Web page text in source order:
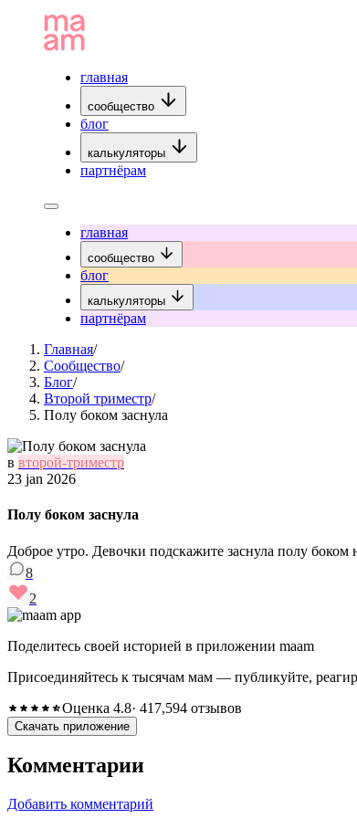
главная
сообщество
блог
калькуляторы
партнёрам
главная
сообщество
блог
калькуляторы
партнёрам
Главная/
Сообщество/
Блог/
Второй триместр/
Полу боком заснула
в второй-триместр
23 jan 2026
Полу боком заснула
Доброе утро. Девочки подскажите заснула полу
8
2
Поделитесь своей историей в приложении maam
Присоединяйтесь к тысячам мам — публикуйте,
Оценка 4.8· 417,594 отзывов
Скачать приложение
Комментарии
Добавить комментарий